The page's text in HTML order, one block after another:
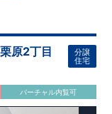
（地盤編） ​地震
り（制震編）
る空間アイデア
ォーム
原2丁目
分譲
住宅
バーチャル内覧可